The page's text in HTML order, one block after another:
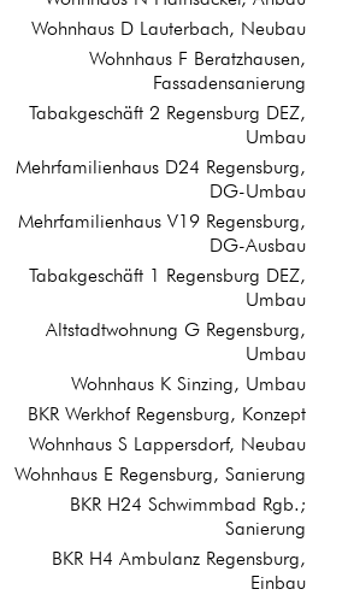
Wohnhaus D Lauterbach, Neubau
Wohnhaus F Beratzhausen,
Fassadensanierung
Tabakgeschäft 2 Regensburg DEZ,
Umbau
Mehrfamilienhaus D24 Regensburg,
DG-Umbau
Mehrfamilienhaus V19 Regensburg,
DG-Ausbau
Tabakgeschäft 1 Regensburg DEZ,
Umbau
Altstadtwohnung G Regensburg,
Umbau
Wohnhaus K Sinzing, Umbau
BKR Werkhof Regensburg, Konzept
Wohnhaus S Lappersdorf, Neubau
Wohnhaus E Regensburg, Sanierung
BKR H24 Schwimmbad Rgb.;
Sanierung
BKR H4 Ambulanz Regensburg,
Einbau